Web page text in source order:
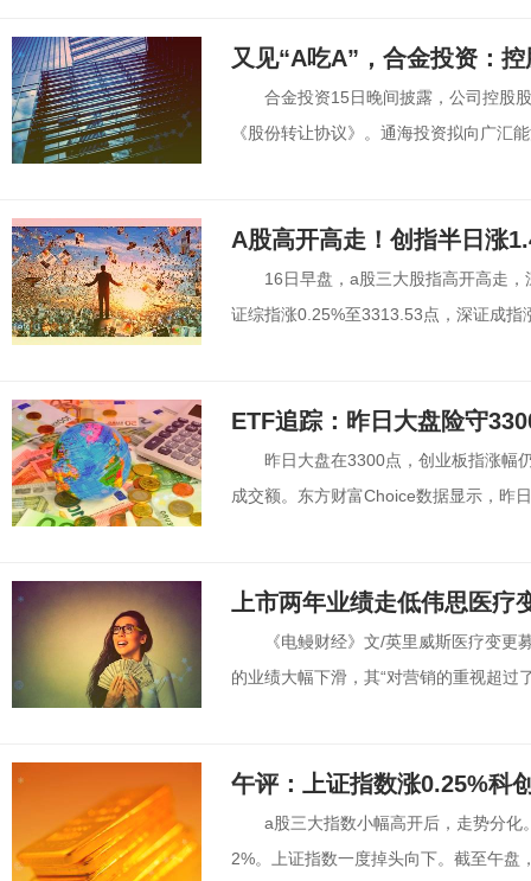
又见“A吃A”，合金投资：
合金投资15日晚间披露，公司控股
《股份转让协议》。通海投资拟向广汇
A股高开高走！创指半日涨
16日早盘，a股三大股指高开高走
证综指涨0.25%至3313.53点，深证成指
ETF追踪：昨日大盘险守
昨日大盘在3300点，创业板指涨幅
成交额。东方财富Choice数据显示，昨
上市两年业绩走低伟思医疗
《电鳗财经》文/英里威斯医疗变
的业绩大幅下滑，其“对营销的重视超过
午评：上证指数涨0.25%科
a股三大指数小幅高开后，走势分
2%。上证指数一度掉头向下。截至午盘